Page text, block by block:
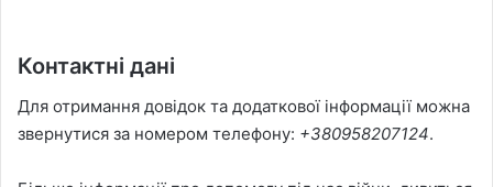
Контактні дані
Для отримання довідок та додаткової інформації можна
звернутися за номером телефону: +380958207124.